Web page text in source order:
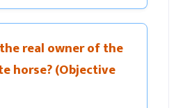
real owner of the
horse? (Objective